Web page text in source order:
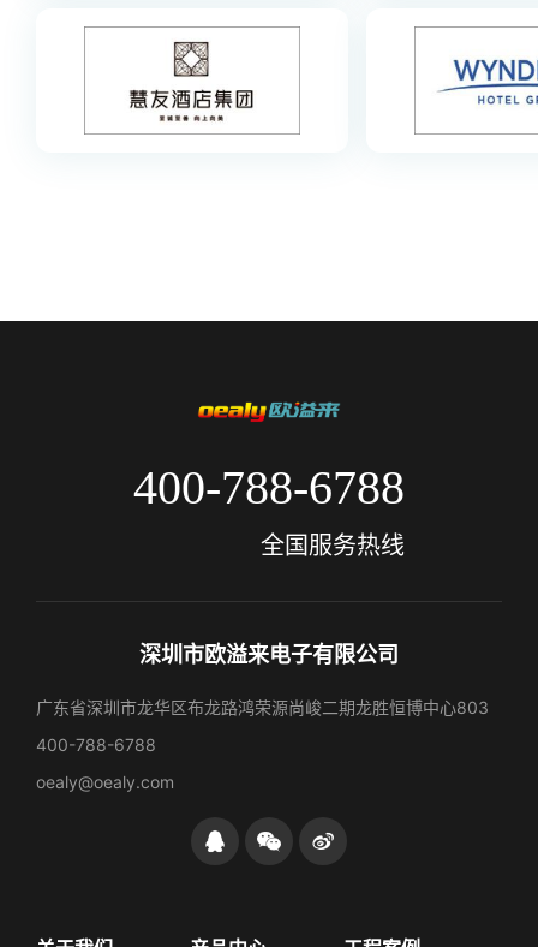
400-788-6788
全国服务热线
深圳市欧溢来电子有限公司
广东省深圳市龙华区布龙路鸿荣源尚峻二期龙胜恒博中心803
400-788-6788
oealy@oealy.com